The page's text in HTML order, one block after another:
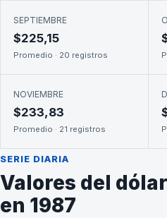
SEPTIEMBRE
$225,15
Promedio · 20 registros
NOVIEMBRE
$233,83
Promedio · 21 registros
SERIE DIARIA
Valores del
en 1987